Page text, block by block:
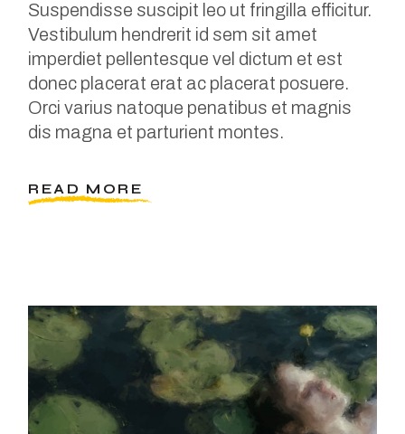
Suspendisse suscipit leo ut fringilla efficitur.
Vestibulum hendrerit id sem sit amet
imperdiet pellentesque vel dictum et est
donec placerat erat ac placerat posuere.
Orci varius natoque penatibus et magnis
dis magna et parturient montes.
READ MORE